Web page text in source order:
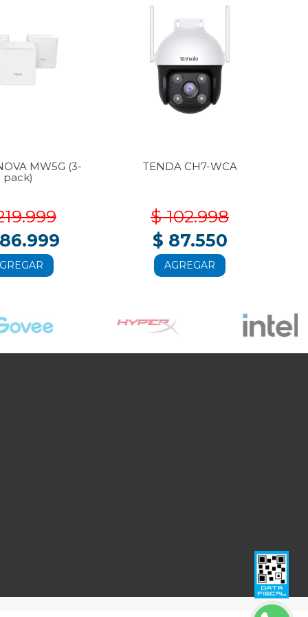
MW5G (3-
pack)
TENDA CH7-WCA
$ 102.998
$ 87.550
AGREGAR